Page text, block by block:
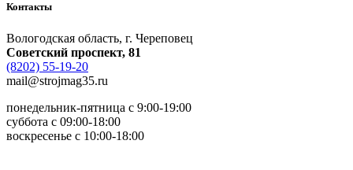
Контакты
Вологодская область, г. Череповец
Советский проспект, 81
(8202) 55-19-20
mail@strojmag35.ru
понедельник-пятница с 9:00-19:00
суббота c 09:00-18:00
воскресенье с 10:00-18:00